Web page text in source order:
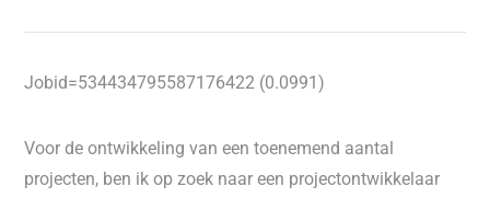
Jobid=534434795587176422 (0.0991)
Voor de ontwikkeling van een toenemend aantal
projecten, ben ik op zoek naar een projectontwikkelaar